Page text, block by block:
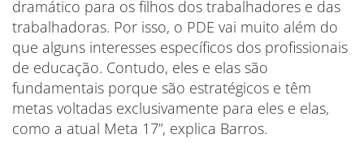
dramático para os filhos dos trabalhadores e das
trabalhadoras. Por isso, o PDE vai muito além do
que alguns interesses específicos dos profissionais
de educação. Contudo, eles e elas são
fundamentais porque são estratégicos e têm
metas voltadas exclusivamente para eles e elas,
como a atual Meta 17”, explica Barros.